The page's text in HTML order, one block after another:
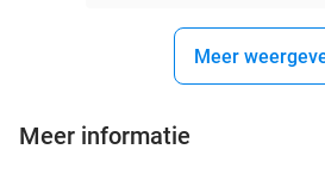
Meer
Meer informatie